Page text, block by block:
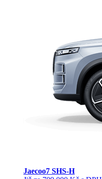
Jaecoo7 SHS-H